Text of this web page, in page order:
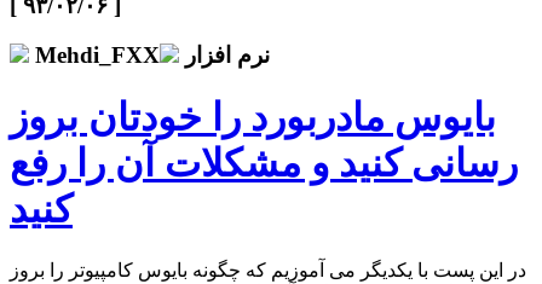
[ ۹۳/۰۲/۰۶ ]
Mehdi_FXX
نرم افزار
بایوس مادربورد را خودتان بروز
رسانی کنید و مشکلات آن را رفع
کنید
در این پست با یکدیگر می آموزیم که چگونه بایوس کامپیوتر را بروز